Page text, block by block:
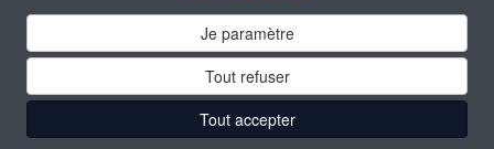
Je paramètre
Tout refuser
Tout accepter